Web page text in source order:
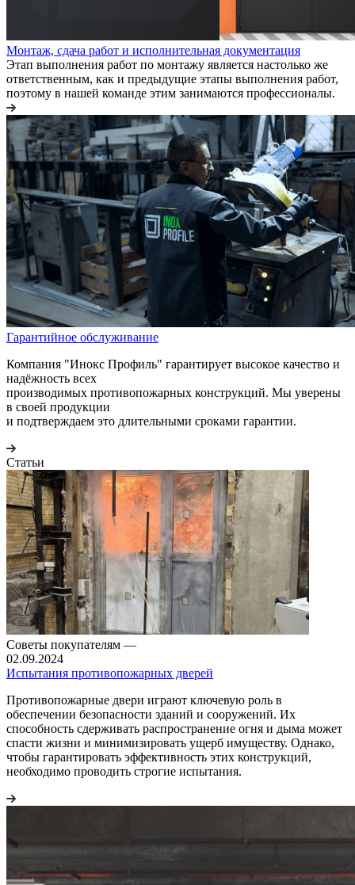
Монтаж, сдача работ и исполнительная документация
Этап выполнения работ по монтажу является настолько же
ответственным, как и предыдущие этапы выполнения работ,
поэтому в нашей команде этим занимаются профессионалы.
Гарантийное обслуживание
Компания "Инокс Профиль" гарантирует высокое качество и
надёжность всех
производимых противопожарных конструкций. Мы уверены
в своей продукции
и подтверждаем это длительными сроками гарантии.
Статьи
Советы покупателям —
02.09.2024
Испытания противопожарных дверей
Противопожарные двери играют ключевую роль в
обеспечении безопасности зданий и сооружений. Их
способность сдерживать распространение огня и дыма может
спасти жизни и минимизировать ущерб имуществу. Однако,
чтобы гарантировать эффективность этих конструкций,
необходимо проводить строгие испытания.